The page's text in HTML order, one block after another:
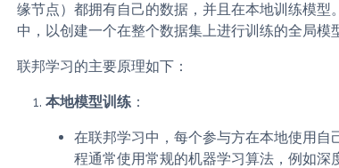
缘节点）都拥有自己的数据，并且在本地训练模
中，以创建一个在整个数据集上进行训练的全局模
联邦学习的主要原理如下：
本地模型训练 ：
在联邦学习中，每个参与方在本地使用
程通常使用常规的机器学习算法，例如深